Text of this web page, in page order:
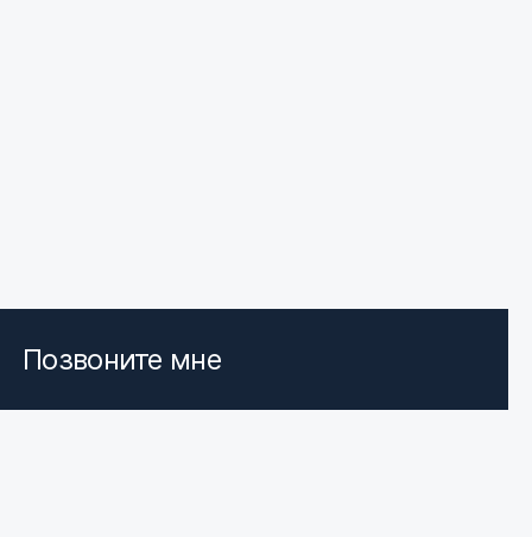
Позвоните мне